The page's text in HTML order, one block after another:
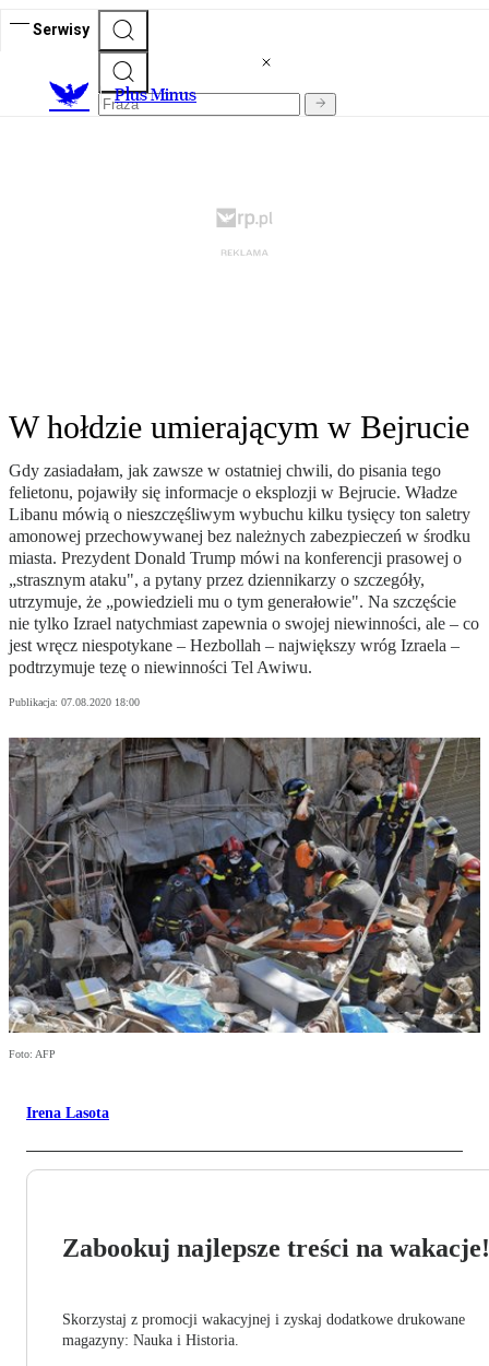
Serwisy
Plus Minus
W hołdzie umierającym w Bejrucie
Gdy zasiadałam, jak zawsze w ostatniej chwili, do pisania tego
felietonu, pojawiły się informacje o eksplozji w Bejrucie. Władze
Libanu mówią o nieszczęśliwym wybuchu kilku tysięcy ton saletry
amonowej przechowywanej bez należnych zabezpieczeń w środku
miasta. Prezydent Donald Trump mówi na konferencji prasowej o
„strasznym ataku", a pytany przez dziennikarzy o szczegóły,
utrzymuje, że „powiedzieli mu o tym generałowie". Na szczęście
nie tylko Izrael natychmiast zapewnia o swojej niewinności, ale – co
jest wręcz niespotykane – Hezbollah – największy wróg Izraela –
podtrzymuje tezę o niewinności Tel Awiwu.
Publikacja: 07.08.2020 18:00
Foto: AFP
Irena Lasota
Zabookuj najlepsze treści na wakacje!
Skorzystaj z promocji wakacyjnej i zyskaj dodatkowe drukowane
magazyny: Nauka i Historia.